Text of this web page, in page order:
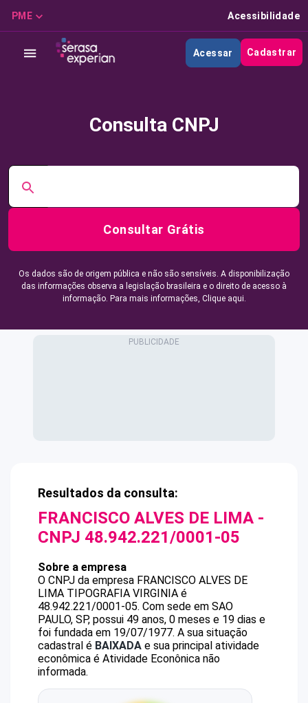
PME Acessibilidade
Acessar Cadastrar
Consulta CNPJ
Consultar Grátis
Os dados são de origem pública e não são sensíveis. A disponibilização
das informações observa a legislação brasileira e o direito de acesso à
informação. Para mais informações, Clique aqui.
Resultados da consulta:
FRANCISCO ALVES DE LIMA -
CNPJ 48.942.221/0001-05
Sobre a empresa
O CNPJ da empresa FRANCISCO ALVES DE
LIMA TIPOGRAFIA VIRGINIA é
48.942.221/0001-05. Com sede em SAO
PAULO, SP, possui 49 anos, 0 meses e 19 dias e
foi fundada em 19/07/1977. A sua situação
cadastral é BAIXADA e sua principal atividade
econômica é Atividade Econônica não
informada.